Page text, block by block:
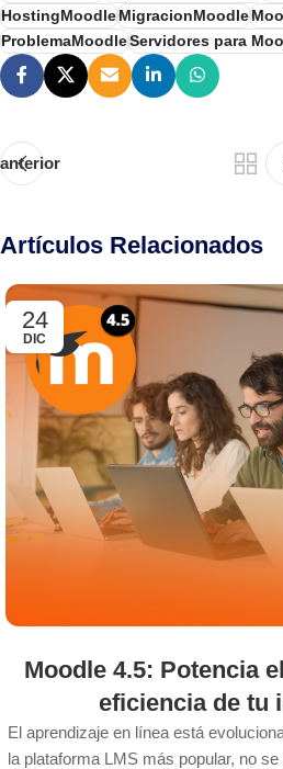
HostingMoodleMigracionMoodle
ProblemaMoodleServidores para
anterior
Artículos Relacionados
24
DIC
Moodle 4.5: Potencia
eficiencia de tu
El aprendizaje en línea está
la plataforma LMS más popular, no